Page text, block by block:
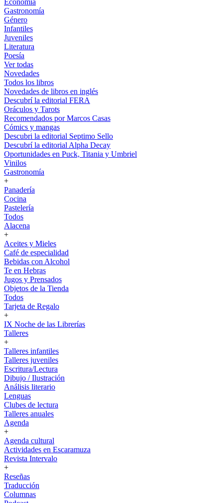
Economía
Gastronomía
Género
Infantiles
Juveniles
Literatura
Poesía
Ver todas
Novedades
Todos los libros
Novedades de libros en inglés
Descubrí la editorial FERA
Oráculos y Tarots
Recomendados por Marcos Casas
Cómics y mangas
Descubri la editorial Septimo Sello
Descubrí la editorial Alpha Decay
Oportunidades en Puck, Titania y Umbriel
Vinilos
Gastronomía
+
Panadería
Cocina
Pastelería
Todos
Alacena
+
Aceites y Mieles
Café de especialidad
Bebidas con Alcohol
Te en Hebras
Jugos y Prensados
Objetos de la Tienda
Todos
Tarjeta de Regalo
+
IX Noche de las Librerías
Talleres
+
Talleres infantiles
Talleres juveniles
Escritura/Lectura
Dibujo / Ilustración
Análisis literario
Lenguas
Clubes de lectura
Talleres anuales
Agenda
+
Agenda cultural
Actividades en Escaramuza
Revista Intervalo
+
Reseñas
Traducción
Columnas